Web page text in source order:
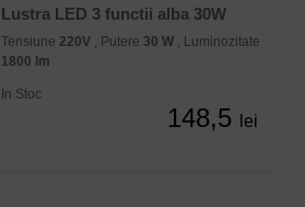
Lustra LED 3 functii alba 30W
Tensiune 220V , Putere 30 W , Luminozitate
1800 lm
In Stoc
148,5 lei